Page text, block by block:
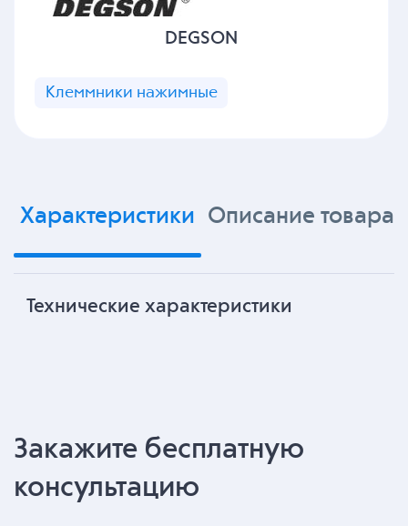
DEGSON
Клеммники нажимные
Характеристики Описание товара
Технические характеристики
Закажите бесплатную
консультацию